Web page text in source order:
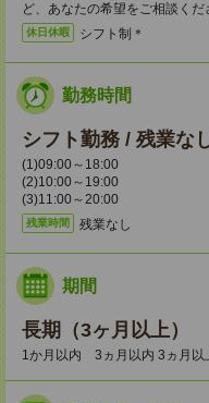
ど、あなたの希望をご相談くだ
休日休暇 シフト制＊
勤務時間
シフト勤務 / 残業な
(1)09:00～18:00
(2)10:00～19:00
(3)11:00～20:00
残業時間 残業なし
期間
長期（3ヶ月以上）
1か月以内 3ヵ月以内 3ヵ月以